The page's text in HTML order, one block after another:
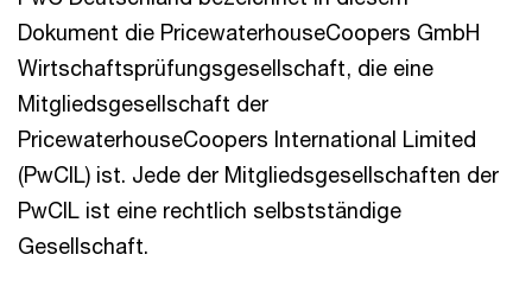
Dokument die PricewaterhouseCoopers GmbH
Wirtschaftsprüfungsgesellschaft, die eine
Mitgliedsgesellschaft der
PricewaterhouseCoopers International Limited
(PwCIL) ist. Jede der Mitgliedsgesellschaften der
PwCIL ist eine rechtlich selbstständige
Gesellschaft.